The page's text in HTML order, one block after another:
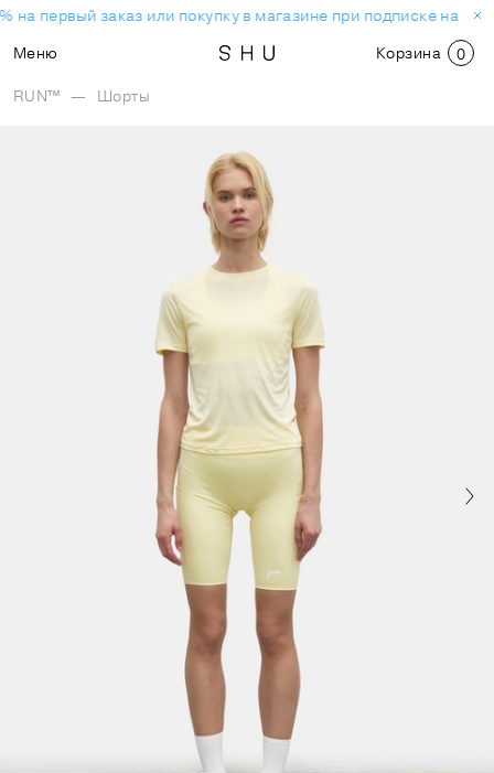
на первый заказ или покупку в магазине при подписке на
Меню
Корзина 0
RUN™ — Шорты